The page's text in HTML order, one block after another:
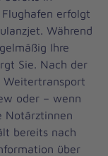
erfolgt
Während
Ihre
Sie. Nach der
Weitertransport
oder – wenn
Notärztinnen
bereits nach
über